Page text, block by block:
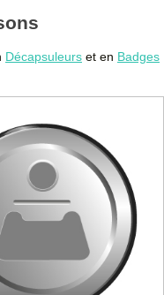
Décapsuleurs et en Badges